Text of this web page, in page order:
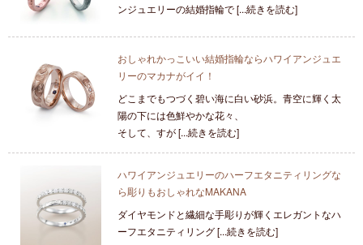
ンジュエリーの結婚指輪で [...続きを読む]
おしゃれかっこいい結婚指輪ならハワイアンジュエ
リーのマカナがイイ！
どこまでもつづく碧い海に白い砂浜。青空に輝く太
陽の下には色鮮やかな花々、
そして、すが [...続きを読む]
ハワイアンジュエリーのハーフエタニティリングな
ら彫りもおしゃれなMAKANA
ダイヤモンドと繊細な手彫りが輝くエレガントなハ
ーフエタニティリング [...続きを読む]